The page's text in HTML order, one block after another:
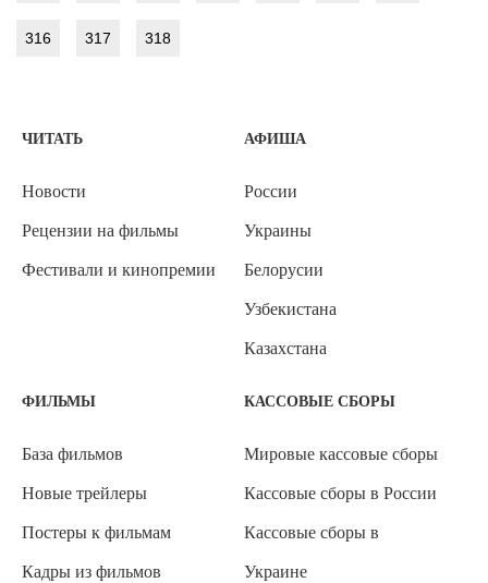
316 317 318
ЧИТАТЬ
Новости
Рецензии на фильмы
Фестивали и кинопремии
АФИША
России
Украины
Белорусии
Узбекистана
Казахстана
ФИЛЬМЫ
База фильмов
Новые трейлеры
Постеры к фильмам
Кадры из фильмов
КАССОВЫЕ СБОРЫ
Мировые кассовые сборы
Кассовые сборы в России
Кассовые сборы в
Украине